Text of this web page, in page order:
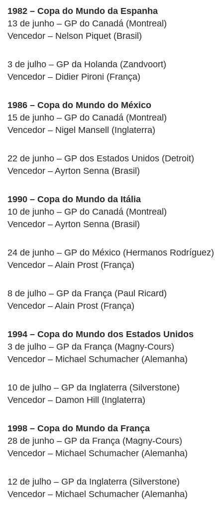
1982 – Copa do Mundo da Espanha
13 de junho – GP do Canadá (Montreal)
Vencedor – Nelson Piquet (Brasil)
3 de julho – GP da Holanda (Zandvoort)
Vencedor – Didier Pironi (França)
1986 – Copa do Mundo do México
15 de junho – GP do Canadá (Montreal)
Vencedor – Nigel Mansell (Inglaterra)
22 de junho – GP dos Estados Unidos (Detroit)
Vencedor – Ayrton Senna (Brasil)
1990 – Copa do Mundo da Itália
10 de junho – GP do Canadá (Montreal)
Vencedor – Ayrton Senna (Brasil)
24 de junho – GP do México (Hermanos Rodríguez)
Vencedor – Alain Prost (França)
8 de julho – GP da França (Paul Ricard)
Vencedor – Alain Prost (França)
1994 – Copa do Mundo dos Estados Unidos
3 de julho – GP da França (Magny-Cours)
Vencedor – Michael Schumacher (Alemanha)
10 de julho – GP da Inglaterra (Silverstone)
Vencedor – Damon Hill (Inglaterra)
1998 – Copa do Mundo da França
28 de junho – GP da França (Magny-Cours)
Vencedor – Michael Schumacher (Alemanha)
12 de julho – GP da Inglaterra (Silverstone)
Vencedor – Michael Schumacher (Alemanha)